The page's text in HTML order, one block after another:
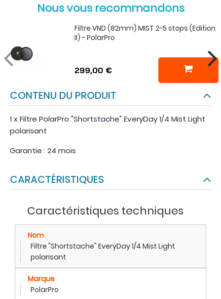
Nous vous recommandons
Filtre VND (82mm) MIST 2-5 stops (Edition
II) - PolarPro
299,00 €
CONTENU DU PRODUIT
1 x Filtre PolarPro "Shortstache" EveryDay 1/4 Mist Light
polarisant
Garantie : 24 mois
CARACTÉRISTIQUES
Caractéristiques techniques
Nom
Filtre "Shortstache" EveryDay 1/4 Mist Light
polarisant
Marque
PolarPro